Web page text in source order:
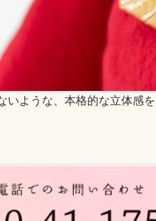
ような、本格的な立体感を